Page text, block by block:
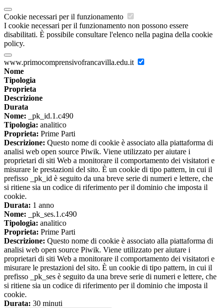
Cookie necessari per il funzionamento
I cookie necessari per il funzionamento non possono essere
disabilitati. È possibile consultare l'elenco nella pagina della cookie
policy.
www.primocomprensivofrancavilla.edu.it
Nome
Tipologia
Proprieta
Descrizione
Durata
Nome: _pk_id.1.c490
Tipologia: analitico
Proprieta: Prime Parti
Descrizione: Questo nome di cookie è associato alla piattaforma di
analisi web open source Piwik. Viene utilizzato per aiutare i
proprietari di siti Web a monitorare il comportamento dei visitatori e
misurare le prestazioni del sito. È un cookie di tipo pattern, in cui il
prefisso _pk_id è seguito da una breve serie di numeri e lettere, che
si ritiene sia un codice di riferimento per il dominio che imposta il
cookie.
Durata: 1 anno
Nome: _pk_ses.1.c490
Tipologia: analitico
Proprieta: Prime Parti
Descrizione: Questo nome di cookie è associato alla piattaforma di
analisi web open source Piwik. Viene utilizzato per aiutare i
proprietari di siti Web a monitorare il comportamento dei visitatori e
misurare le prestazioni del sito. È un cookie di tipo pattern, in cui il
prefisso _pk_ses è seguito da una breve serie di numeri e lettere, che
si ritiene sia un codice di riferimento per il dominio che imposta il
cookie.
Durata: 30 minuti